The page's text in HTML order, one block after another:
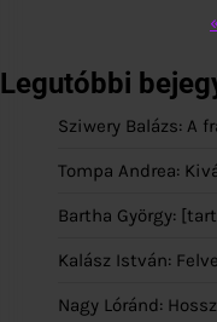
Legutóbbi
Sziwery Balázs: A
Tompa Andrea:
Bartha György:
Kalász István:
Nagy Lóránd: